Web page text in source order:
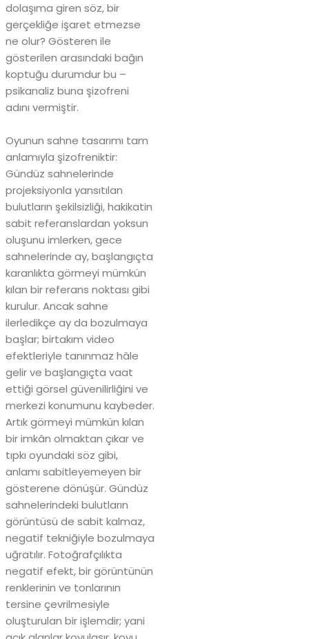
dolaşıma giren söz, bir
gerçekliğe işaret etmezse
ne olur? Gösteren ile
gösterilen arasındaki bağın
koptuğu durumdur bu –
psikanaliz buna şizofreni
adını vermiştir.
Oyunun sahne tasarımı tam
anlamıyla şizofreniktir:
Gündüz sahnelerinde
projeksiyonla yansıtılan
bulutların şekilsizliği, hakikatin
sabit referanslardan yoksun
oluşunu imlerken, gece
sahnelerinde ay, başlangıçta
karanlıkta görmeyi mümkün
kılan bir referans noktası gibi
kurulur. Ancak sahne
ilerledikçe ay da bozulmaya
başlar; birtakım video
efektleriyle tanınmaz hâle
gelir ve başlangıçta vaat
ettiği görsel güvenilirliğini ve
merkezi konumunu kaybeder.
Artık görmeyi mümkün kılan
bir imkân olmaktan çıkar ve
tıpkı oyundaki söz gibi,
anlamı sabitleyemeyen bir
gösterene dönüşür. Gündüz
sahnelerindeki bulutların
görüntüsü de sabit kalmaz,
negatif tekniğiyle bozulmaya
uğratılır. Fotoğrafçılıkta
negatif efekt, bir görüntünün
renklerinin ve tonlarının
tersine çevrilmesiyle
oluşturulan bir işlemdir; yani